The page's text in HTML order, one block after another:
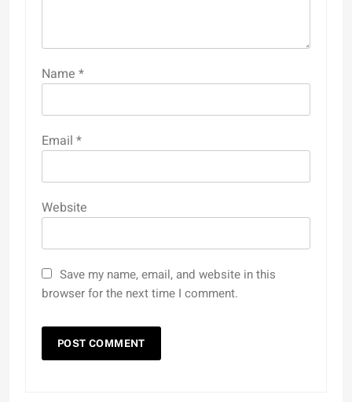
Name *
Email *
Website
Save my name, email, and website in this
browser for the next time I comment.